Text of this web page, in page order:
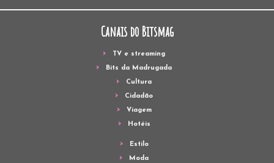
Canais do Bitsmag
TV e streaming
Bits da Madrugada
Cultura
Cidadão
Viagem
Hotéis
Estilo
Moda